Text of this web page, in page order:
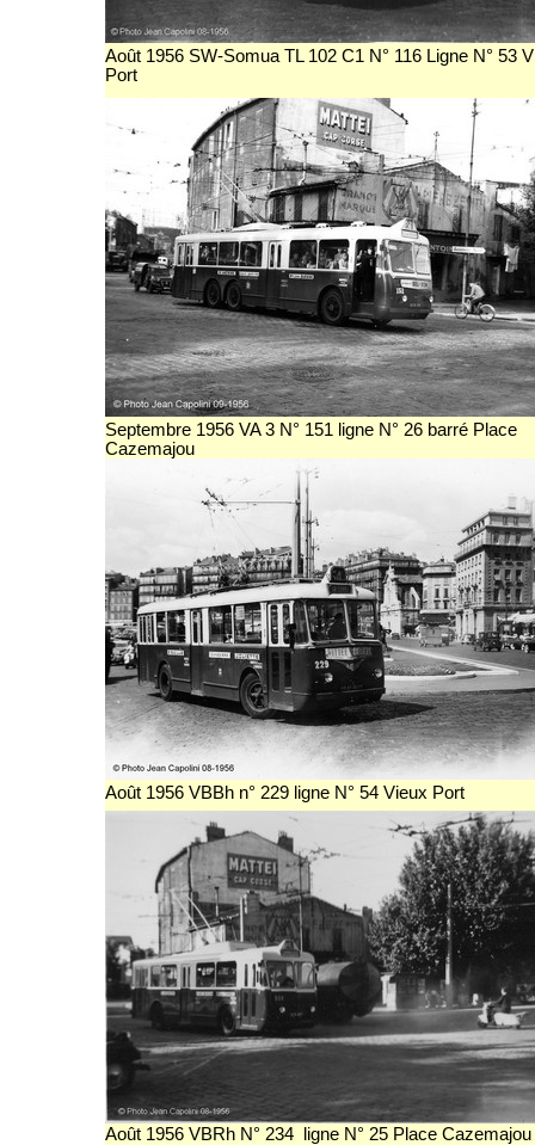
Août 1956 SW-Somua TL 102 C1 N° 116 Ligne N° 53
Port
Septembre 1956 VA 3 N° 151 ligne N° 26 barré Place
Cazemajou
Août 1956 VBBh n° 229 ligne N° 54 Vieux Port
Août 1956 VBRh N° 234 ligne N° 25 Place Cazemajou